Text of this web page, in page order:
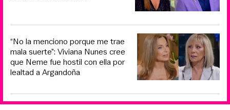
“No la menciono porque me trae
mala suerte”: Viviana Nunes cree
que Neme fue hostil con ella por
lealtad a Argandoña